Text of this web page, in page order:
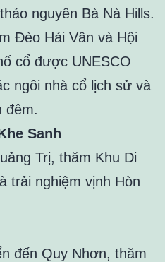
nguyên Bà Nà Hills.
Đèo Hải Vân và Hội
cổ được UNESCO
ngôi nhà cổ lịch sử và
đêm.
Sanh
Trị, thăm Khu Di
trải nghiệm vịnh Hòn
đến Quy Nhơn, thăm